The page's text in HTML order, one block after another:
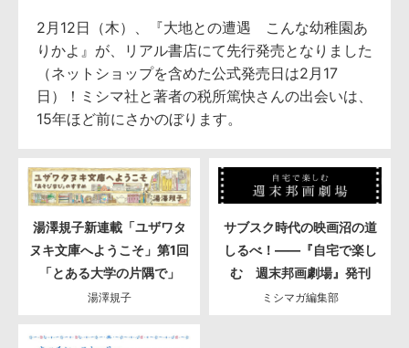
2月12日（木）、『大地との遭遇 こんな幼稚園あ
りかよ』が、リアル書店にて先行発売となりました
（ネットショップを含めた公式発売日は2月17
日）！ミシマ社と著者の税所篤快さんの出会いは、
15年ほど前にさかのぼります。
湯澤規子新連載「ユザワタ
ヌキ文庫へようこそ」第1回
「とある大学の片隅で」
湯澤規子
サブスク時代の映画沼の道
しるべ！――『自宅で楽し
む 週末邦画劇場』発刊
ミシマガ編集部